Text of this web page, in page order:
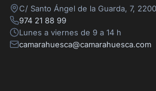
C/ Santo Ángel de la Guarda, 7,
974 21 88 99
Lunes a viernes de 9 a 14 h
camarahuesca@camarahuesca.com